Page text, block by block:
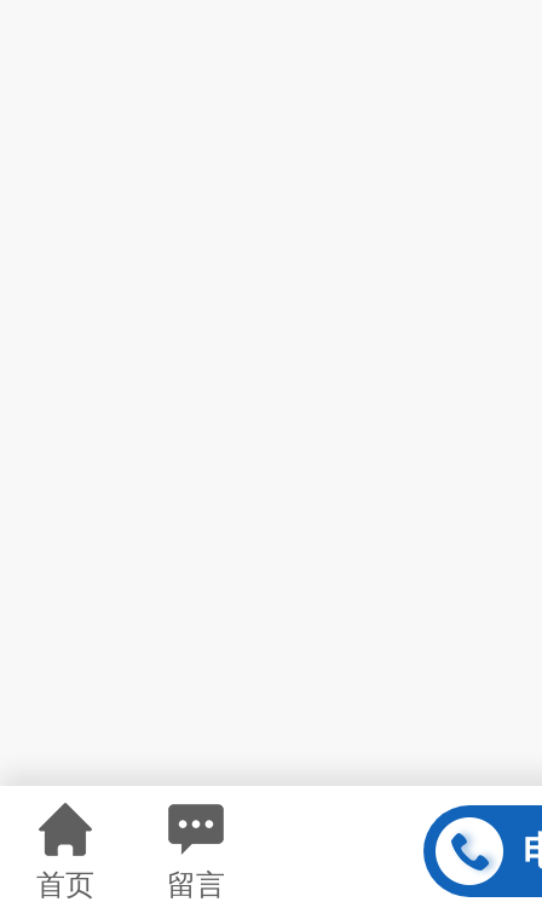
首页 留言